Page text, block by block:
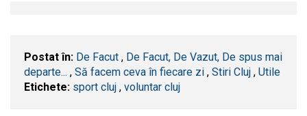
Postat în: De Facut , De Facut, De Vazut, De spus mai
departe... , Să facem ceva în fiecare zi , Stiri Cluj , Utile
Etichete: sport cluj , voluntar cluj